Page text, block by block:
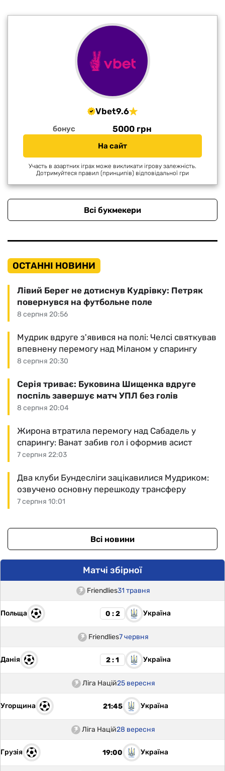
Vbet9.6
бонус 5000 грн
На сайт
Участь в азартних іграх може викликати ігрову залежність.
Дотримуйтеся правил (принципів) відповідальної гри
Всі букмекери
ОСТАННІ НОВИНИ
8 серпня 20:56
Лівий Берег не дотиснув Кудрівку: Петряк
повернувся на футбольне поле
8 серпня 20:30
Мудрик вдруге з'явився на полі: Челсі святкував
впевнену перемогу над Міланом у спарингу
8 серпня 20:04
Серія триває: Буковина Шищенка вдруге
поспіль завершує матч УПЛ без голів
7 серпня 22:03
Жирона втратила перемогу над Сабадель у
спарингу: Ванат забив гол і оформив асист
7 серпня 10:01
Два клуби Бундесліги зацікавилися Мудриком:
озвучено основну перешкоду трансферу
Всі новини
Матчі збірної
Friendlies31 травня
Польща 0 : 2 Україна
Friendlies7 червня
Данія 2 : 1 Україна
Ліга Націй25 вересня
Угорщина 21:45 Україна
Ліга Націй28 вересня
Грузія 19:00 Україна